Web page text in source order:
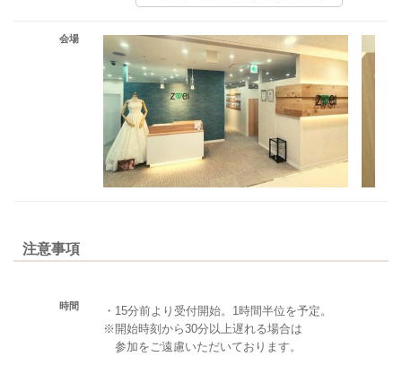
会場
注意事項
時間
・15分前より受付開始。1時間半位を予定。
※開始時刻から30分以上遅れる場合は
参加をご遠慮いただいております。